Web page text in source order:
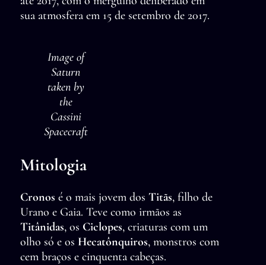
sua atmosfera em 15 de setembro de 2017.
Image of
Saturn
taken by
the
Cassini
Spacecraft
Mitologia
Cronos é o mais jovem dos Titãs, filho de
Urano e Gaia. Teve como irmãos as
Titânidas, os Ciclopes, criaturas com um
olho só e os Hecatônquiros, monstros com
cem braços e cinquenta cabeças.